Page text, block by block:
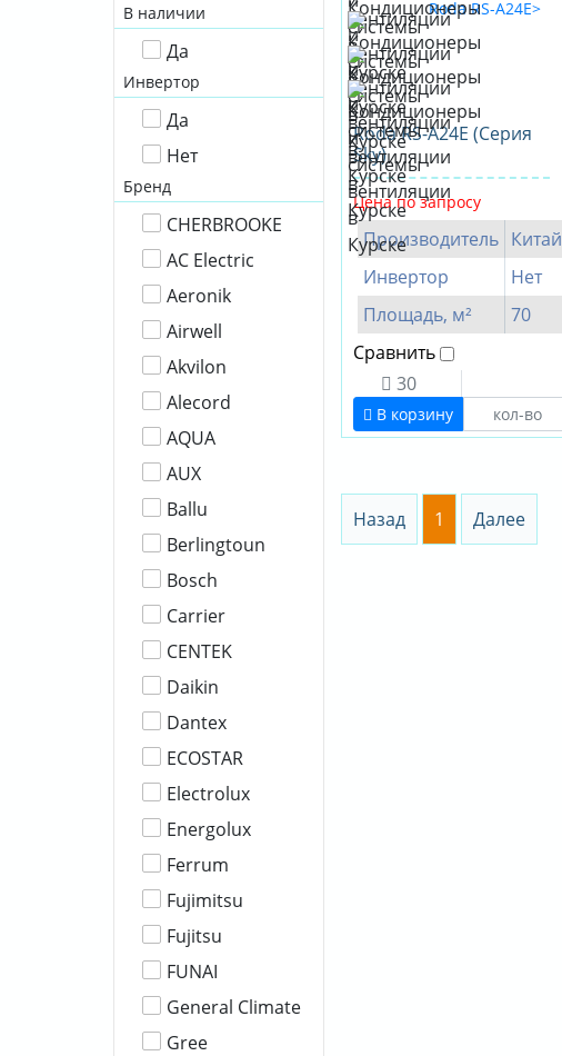
В наличии
Да
Инвертор
Да
Нет
Бренд
CHERBROOKE
AC Electric
Aeronik
Airwell
Akvilon
Alecord
AQUA
AUX
Ballu
Berlingtoun
Bosch
Carrier
CENTEK
Daikin
Dantex
ECOSTAR
Electrolux
Energolux
Ferrum
Fujimitsu
Fujitsu
FUNAI
General Climate
Gree
Roda RS-A24E (Серия
Sky)
Цена по запросу
Производитель Китай
Инвертор
Нет
Площадь, м²
70
Сравнить
30
В корзину
Назад 1 Далее